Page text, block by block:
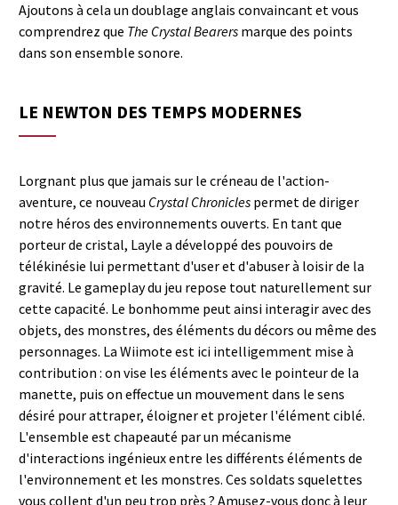
Ajoutons à cela un doublage anglais convaincant et vous
comprendrez que The Crystal Bearers marque des points
dans son ensemble sonore.
LE NEWTON DES TEMPS MODERNES
Lorgnant plus que jamais sur le créneau de l'action-
aventure, ce nouveau Crystal Chronicles permet de diriger
notre héros des environnements ouverts. En tant que
porteur de cristal, Layle a développé des pouvoirs de
télékinésie lui permettant d'user et d'abuser à loisir de la
gravité. Le gameplay du jeu repose tout naturellement sur
cette capacité. Le bonhomme peut ainsi interagir avec des
objets, des monstres, des éléments du décors ou même des
personnages. La Wiimote est ici intelligemment mise à
contribution : on vise les éléments avec le pointeur de la
manette, puis on effectue un mouvement dans le sens
désiré pour attraper, éloigner et projeter l'élément ciblé.
L'ensemble est chapeauté par un mécanisme
d'interactions ingénieux entre les différents éléments de
l'environnement et les monstres. Ces soldats squelettes
vous collent d'un peu trop près ? Amusez-vous donc à leur